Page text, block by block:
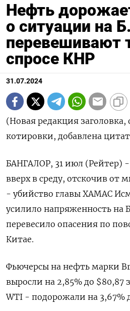
Нефть
о ситуации на
перевешивают
спросе КНР
31.07.2024
(Новая редакция заголовка,
котировки, добавлена
БАНГАЛОР, 31 июл (Рейтер)
вверх в среду, отскочив от
- убийство главы ХАМАС
усилило напряженность на
перевесило опасения по
Китае.
Фьючерсы на нефть марки
выросли на 2,85% до $80,87
WTI - подорожали на 3,67%